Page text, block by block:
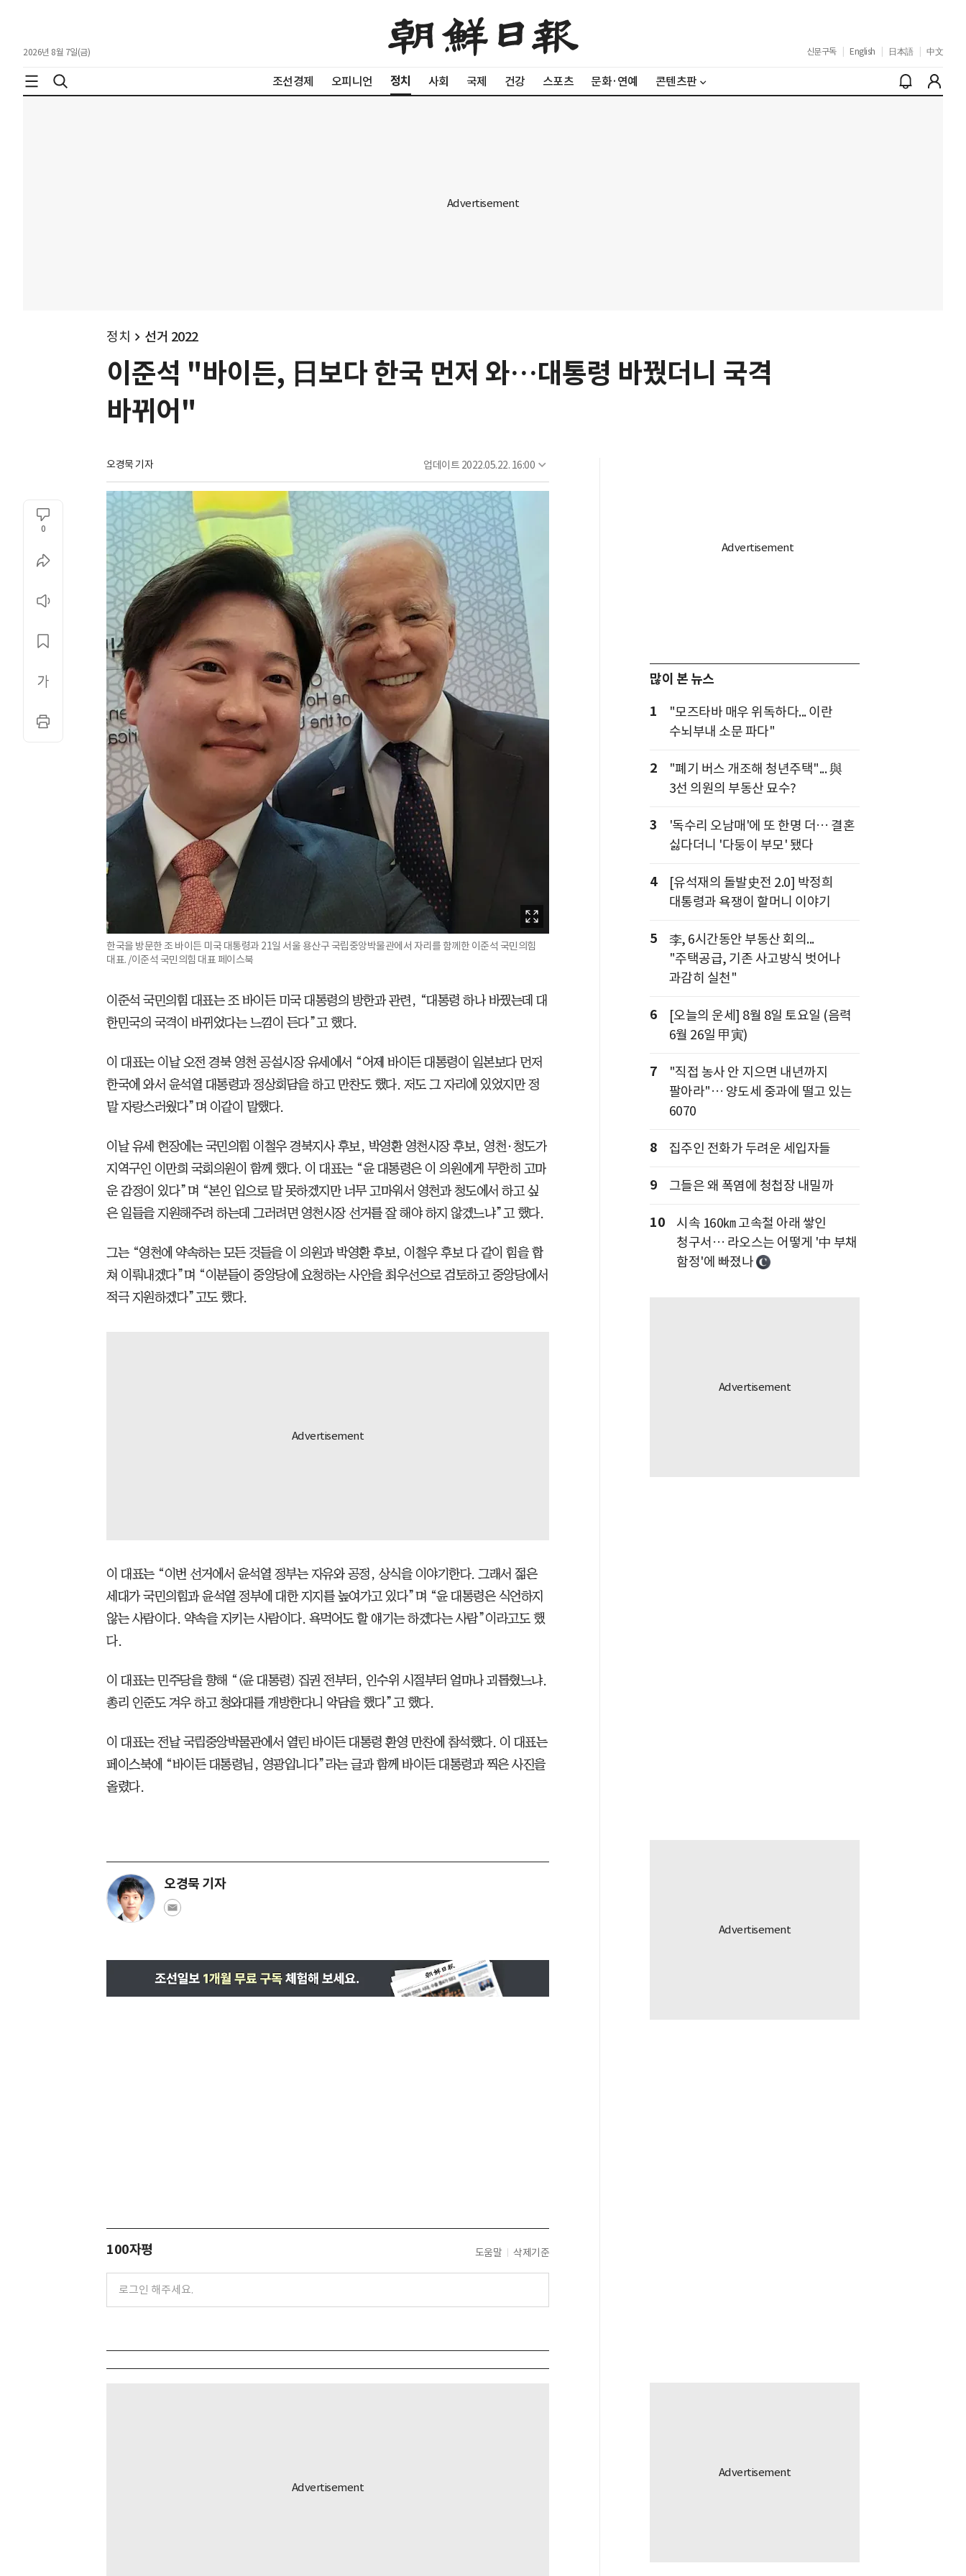
2026년 8월 7일(금) 신문구독 English 日本語 中文
조선경제 오피니언 정치 사회 국제 건강 스포츠 문화·연예 콘텐츠판
정치 선거 2022
이준석 "바이든, 日보다 한국 먼저 와…대통령 바꿨더니 국격
바뀌어"
오경묵 기자 업데이트 2022.05.22. 16:00
0
한국을 방문한 조 바이든 미국 대통령과 21일 서울 용산구 국립중앙박물관에서 자리를 함께한 이준석 국민의힘
대표. /이준석 국민의힘 대표 페이스북
이준석 국민의힘 대표는 조 바이든 미국 대통령의 방한과 관련, “대통령 하나 바꿨는데 대
한민국의 국격이 바뀌었다는 느낌이 든다”고 했다.
이 대표는 이날 오전 경북 영천 공설시장 유세에서 “어제 바이든 대통령이 일본보다 먼저
한국에 와서 윤석열 대통령과 정상회담을 하고 만찬도 했다. 저도 그 자리에 있었지만 정
말 자랑스러웠다”며 이같이 말했다.
이날 유세 현장에는 국민의힘 이철우 경북지사 후보, 박영환 영천시장 후보, 영천·청도가
지역구인 이만희 국회의원이 함께 했다. 이 대표는 “윤 대통령은 이 의원에게 무한히 고마
운 감정이 있다”며 “본인 입으로 말 못하겠지만 너무 고마워서 영천과 청도에서 하고 싶
은 일들을 지원해주려 하는데 그러려면 영천시장 선거를 잘 해야 하지 않겠느냐”고 했다.
그는 “영천에 약속하는 모든 것들을 이 의원과 박영환 후보, 이철우 후보 다 같이 힘을 합
쳐 이뤄내겠다”며 “이분들이 중앙당에 요청하는 사안을 최우선으로 검토하고 중앙당에서
적극 지원하겠다”고도 했다.
이 대표는 “이번 선거에서 윤석열 정부는 자유와 공정, 상식을 이야기한다. 그래서 젊은
세대가 국민의힘과 윤석열 정부에 대한 지지를 높여가고 있다”며 “윤 대통령은 식언하지
않는 사람이다. 약속을 지키는 사람이다. 욕먹어도 할 얘기는 하겠다는 사람”이라고도 했
다.
이 대표는 민주당을 향해 “(윤 대통령) 집권 전부터, 인수위 시절부터 얼마나 괴롭혔느냐.
총리 인준도 겨우 하고 청와대를 개방한다니 악담을 했다”고 했다.
이 대표는 전날 국립중앙박물관에서 열린 바이든 대통령 환영 만찬에 참석했다. 이 대표는
페이스북에 “바이든 대통령님, 영광입니다”라는 글과 함께 바이든 대통령과 찍은 사진을
올렸다.
오경묵 기자
100자평 도움말 삭제기준
많이 본 뉴스
1
"모즈타바 매우 위독하다... 이란
수뇌부내 소문 파다"
2
"폐기 버스 개조해 청년주택"... 與
3선 의원의 부동산 묘수?
3
'독수리 오남매'에 또 한명 더… 결혼
싫다더니 '다둥이 부모' 됐다
4
[유석재의 돌발史전 2.0] 박정희
대통령과 욕쟁이 할머니 이야기
5
李, 6시간동안 부동산 회의...
"주택공급, 기존 사고방식 벗어나
과감히 실천"
6
[오늘의 운세] 8월 8일 토요일 (음력
6월 26일 甲寅)
7
"직접 농사 안 지으면 내년까지
팔아라"… 양도세 중과에 떨고 있는
6070
8 집주인 전화가 두려운 세입자들
9 그들은 왜 폭염에 청첩장 내밀까
10
시속 160㎞ 고속철 아래 쌓인
청구서… 라오스는 어떻게 '中 부채
함정'에 빠졌나